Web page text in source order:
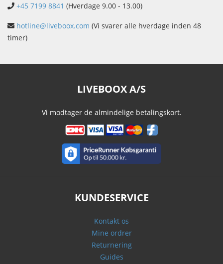
+45 7199 8841 (Hverdage 9.00 - 13.00)
hotline@liveboox.com (Vi svarer alle hverdage inden 48
timer)
LIVEBOOX A/S
Vi modtager de almindelige betalingskort.
KUNDESERVICE
Kontakt os
Mine ordrer
Returnering
Guides